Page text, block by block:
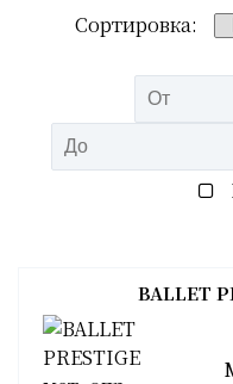
Сортировка:
BALLET